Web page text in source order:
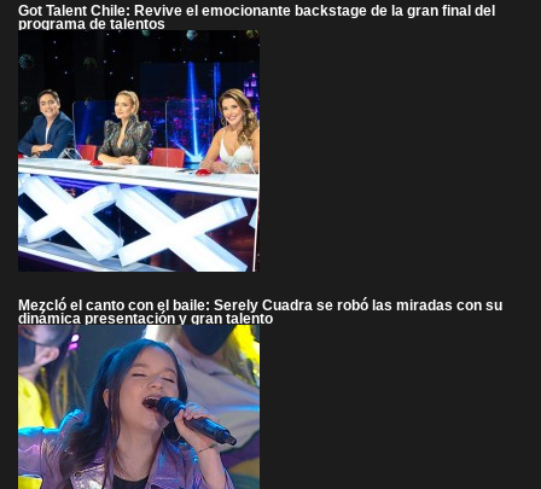
Got Talent Chile: Revive el emocionante backstage de la gran final del
programa de talentos
Mezcló el canto con el baile: Serely Cuadra se robó las miradas con su
dinámica presentación y gran talento